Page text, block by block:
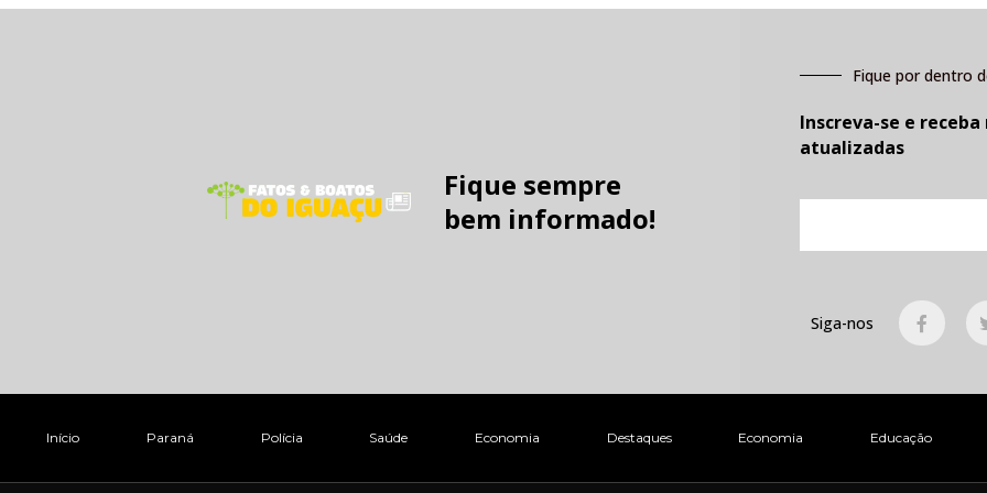
Fique sempre
bem informado!
Fique por dentro
Inscreva-se e
atualizadas
Siga-nos
F
a
c
o
k
-
Início Paraná Polícia Saúde Economia Destaques Economia Educação